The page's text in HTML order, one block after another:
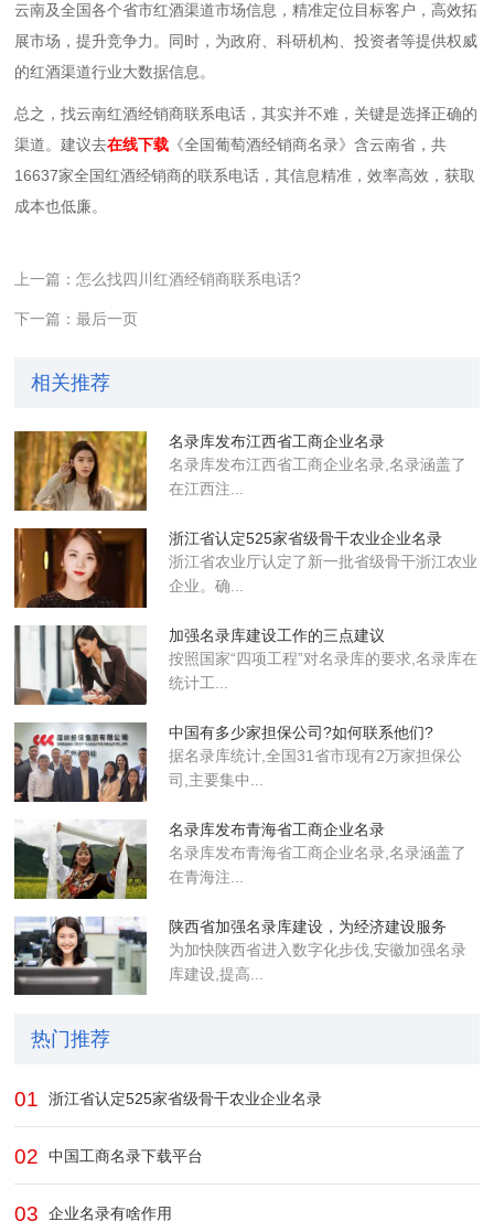
云南及全国各个省市红酒渠道市场信息，精准定位目标客户，高效拓
展市场，提升竞争力。同时，为政府、科研机构、投资者等提供权威
的红酒渠道行业大数据信息。
总之，找云南红酒经销商联系电话，其实并不难，关键是选择正确的
渠道。建议去在线下载 《全国葡萄酒经销商名录》含云南省，共
16637家全国红酒经销商的联系电话，其信息精准，效率高效，获取
成本也低廉。
上一篇：怎么找四川红酒经销商联系电话?
下一篇：最后一页
相关推荐
名录库发布江西省工商企业名录
名录库​发布江西省工商企业名录,名录涵盖了
在江西注...
浙江省认定525家省级骨干农业企业​名录
浙江省农业厅认定了新一批省级骨干浙江农业
企业​。确...
加强名录库建设工作的三点建议
按照国家“四项工程”对名录库的要求,名录库在
统计工...
中国有多少家担保公司?如何联系他们?
据名录库统计,全国31省市现有2万家担保公
司,主要集中...
名录库发布青海省工商企业名录
名录库​发布青海省工商企业名录,名录涵盖了
在青海注...
陕西省加强名录库建设，为经济建设服务
为加快陕西省进入数字化步伐,安徽加强名录
库建设,提高...
热门推荐
01 浙江省认定525家省级骨干农业企业​名录
02 中国工商名录下载平台
03 企业名录有啥作用